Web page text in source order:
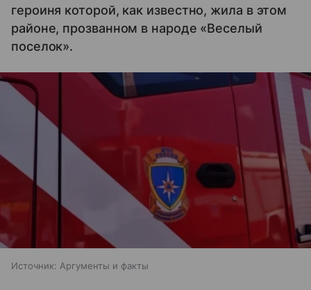
героиня которой, как известно, жила в этом
районе, прозванном в народе «Веселый
поселок».
Источник: Аргументы и факты